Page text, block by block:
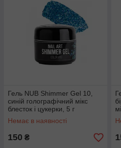
Гель NUB Shimmer Gel 10,
синій голографічний мікс
блесток і цукерки, 5 г
Немає в наявності
150 ₴